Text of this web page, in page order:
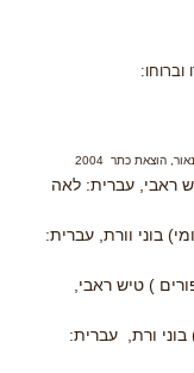
הוצאת כתר 2004
ראבי, עברית: לאה
בוני וורת, עברית:
) טיש ראבי,
ורת, עברית: